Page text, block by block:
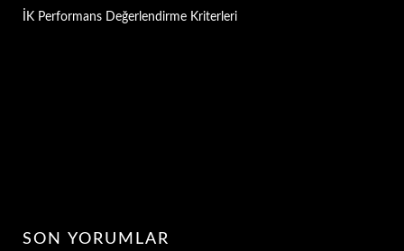
İK Performans Değerlendirme Kriterleri
SON YORUMLAR